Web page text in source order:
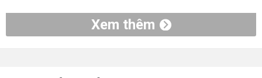
Xem thêm